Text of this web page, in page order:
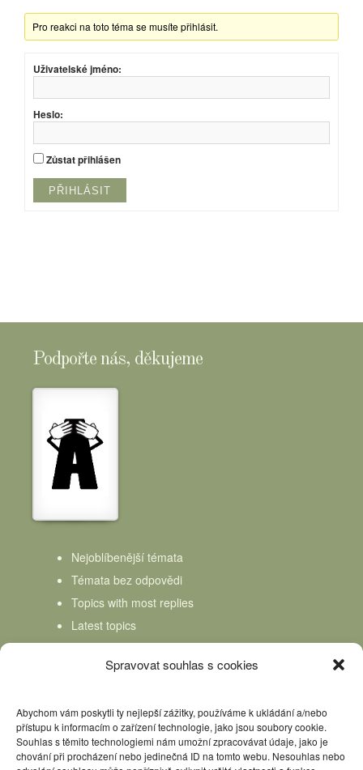
Spravovat souhlas s cookies
Abychom vám poskytli ty nejlepší zážitky, používáme k ukládání a/nebo
přístupu k informacím o zařízení technologie, jako jsou soubory cookie.
Souhlas s těmito technologiemi nám umožní zpracovávat údaje, jako je
chování při procházení nebo jedinečná ID na tomto webu. Nesouhlas nebo
Pro reakci na toto téma se musíte přihlásit.
Uživatelské jméno:
Heslo:
Zůstat přihlášen
PŘIHLÁSIT
Podpořte nás, děkujeme
Nejoblíbenější témata
Témata bez odpovědi
Topics with most replies
Latest topics
Topics Freshness